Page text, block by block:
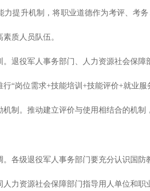
力提升机制，将职业道德作为考评、考
质人员队伍。
役军人事务部门、人力资源社会保障
“岗位需求+技能培训+技能评价+就业服
。推动建立评价与使用相结合的机制
级退役军人事务部门要充分认识国防
力资源社会保障部门指导用人单位和